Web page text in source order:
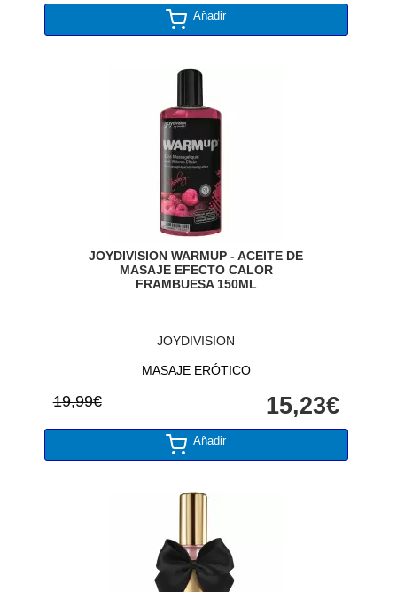
Añadir
JOYDIVISION WARMUP - ACEITE DE
MASAJE EFECTO CALOR
FRAMBUESA 150ML
JOYDIVISION
MASAJE ERÓTICO
19,99€ 15,23€
Añadir